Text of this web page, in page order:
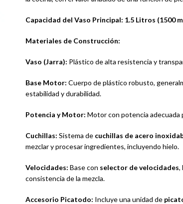
Capacidad del Vaso Principal: 1.5 Litros (1500
Materiales de Construcción:
Vaso (Jarra): Plástico de alta resistencia y
Base Motor: Cuerpo de plástico robusto,
estabilidad y durabilidad.
Potencia y Motor: Motor con potencia adecuada
Cuchillas: Sistema de cuchillas de acero
mezclar y procesar ingredientes, incluyendo hielo.
Velocidades: Base con selector de velocidades,
consistencia de la mezcla.
Accesorio Picatodo: Incluye una unidad de